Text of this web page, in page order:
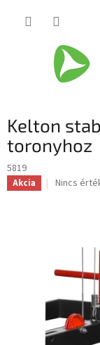
Kelton
toronyhoz
5819
Akcia
A
csillag.
Nincs